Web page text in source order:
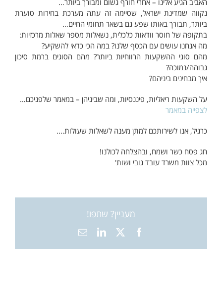
האביב הגיע אלינו – אחרי חורף גשום ומבורך ביותר…
נקווה שמדינת ישראל, שסיימה זה עתה מערכת בחירות סוערת
ביותר, תבורך באותו שפע גם בשאר תחומי החיים…
בתקופה של חוסר וודאות כלכלית, נשאלות מספר שאלות מרכזיות:
מה אנחנו עושים עם הכסף שלנו? במה הכי כדאי להשקיע?
מהם סוגי ההשקעות הרווחיות ביותר? מהם הסוגים ברמת סיכון
גבוהה/נמוכה?
איך מבחינים ביניהם?
על השקעות ריאליות, פיננסיות, ומה שביניהן – במאמר שלפניכם…
לצפייה במאמר
כרגיל, אנו לשירותכם למתן מענה לשאלות שעולות….
חג פסח כשר ושמח, ובהצלחה לכולנו!
מכל צוות משרד עובד גובי ושות'
מעניין? שתפו!
Facebook
X
LinkedInכתובת
אלקטרוני